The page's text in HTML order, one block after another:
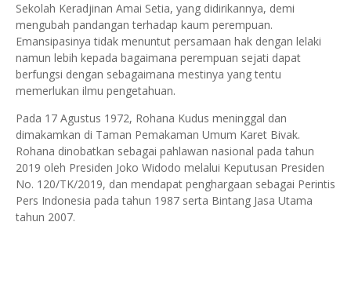
Sekolah Keradjinan Amai Setia, yang didirikannya, demi
mengubah pandangan terhadap kaum perempuan.
Emansipasinya tidak menuntut persamaan hak dengan lelaki
namun lebih kepada bagaimana perempuan sejati dapat
berfungsi dengan sebagaimana mestinya yang tentu
memerlukan ilmu pengetahuan.
Pada 17 Agustus 1972, Rohana Kudus meninggal dan
dimakamkan di Taman Pemakaman Umum Karet Bivak.
Rohana dinobatkan sebagai pahlawan nasional pada tahun
2019 oleh Presiden Joko Widodo melalui Keputusan Presiden
No. 120/TK/2019, dan mendapat penghargaan sebagai Perintis
Pers Indonesia pada tahun 1987 serta Bintang Jasa Utama
tahun 2007.